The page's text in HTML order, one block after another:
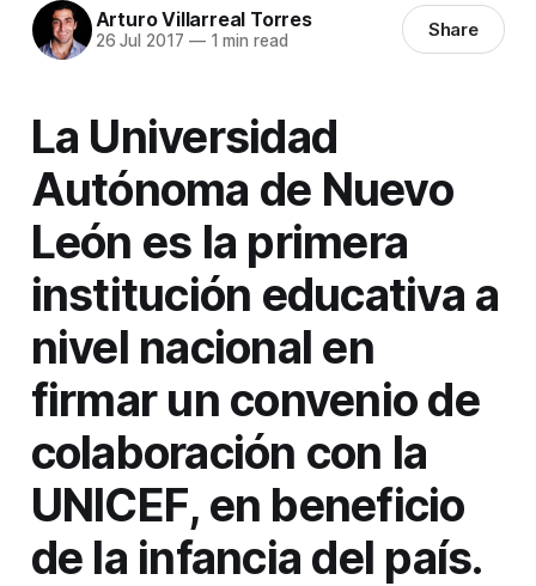
Arturo Villarreal Torres
26 Jul 2017 —1 min read Share
La Universidad
Autónoma de Nuevo
León es la primera
institución educativa a
nivel nacional en
firmar un convenio de
colaboración con la
UNICEF, en beneficio
de la infancia del país.